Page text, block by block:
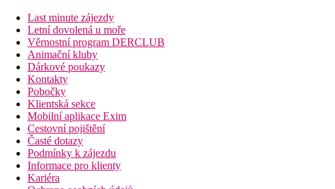
Last minute zájezdy
Letní dovolená u moře
Věrnostní program DERCLUB
Animační kluby
Dárkové poukazy
Kontakty
Pobočky
Klientská sekce
Mobilní aplikace Exim
Cestovní pojištění
Časté dotazy
Podmínky k zájezdu
Informace pro klienty
Kariéra